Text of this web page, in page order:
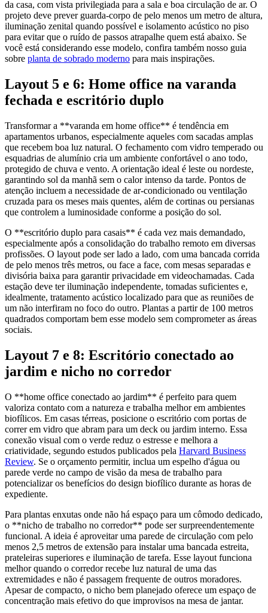
da casa, com vista privilegiada para a sala e boa circulação de ar. O
projeto deve prever guarda-corpo de pelo menos um metro de altura,
iluminação zenital quando possível e isolamento acústico no piso
para evitar que o ruído de passos atrapalhe quem está abaixo. Se
você está considerando esse modelo, confira também nosso guia
sobre planta de sobrado moderno para mais inspirações.
Layout 5 e 6: Home office na varanda
fechada e escritório duplo
Transformar a **varanda em home office** é tendência em
apartamentos urbanos, especialmente aqueles com sacadas amplas
que recebem boa luz natural. O fechamento com vidro temperado ou
esquadrias de alumínio cria um ambiente confortável o ano todo,
protegido de chuva e vento. A orientação ideal é leste ou nordeste,
garantindo sol da manhã sem o calor intenso da tarde. Pontos de
atenção incluem a necessidade de ar-condicionado ou ventilação
cruzada para os meses mais quentes, além de cortinas ou persianas
que controlem a luminosidade conforme a posição do sol.
O **escritório duplo para casais** é cada vez mais demandado,
especialmente após a consolidação do trabalho remoto em diversas
profissões. O layout pode ser lado a lado, com uma bancada corrida
de pelo menos três metros, ou face a face, com mesas separadas e
divisória baixa para garantir privacidade em videochamadas. Cada
estação deve ter iluminação independente, tomadas suficientes e,
idealmente, tratamento acústico localizado para que as reuniões de
um não interfiram no foco do outro. Plantas a partir de 100 metros
quadrados comportam bem esse modelo sem comprometer as áreas
sociais.
Layout 7 e 8: Escritório conectado ao
jardim e nicho no corredor
O **home office conectado ao jardim** é perfeito para quem
valoriza contato com a natureza e trabalha melhor em ambientes
biofílicos. Em casas térreas, posicione o escritório com portas de
correr em vidro que abram para um deck ou jardim interno. Essa
conexão visual com o verde reduz o estresse e melhora a
criatividade, segundo estudos publicados pela Harvard Business
Review. Se o orçamento permitir, inclua um espelho d'água ou
parede verde no campo de visão da mesa de trabalho para
potencializar os benefícios do design biofílico durante as horas de
expediente.
Para plantas enxutas onde não há espaço para um cômodo dedicado,
o **nicho de trabalho no corredor** pode ser surpreendentemente
funcional. A ideia é aproveitar uma parede de circulação com pelo
menos 2,5 metros de extensão para instalar uma bancada estreita,
prateleiras superiores e iluminação de tarefa. Esse layout funciona
melhor quando o corredor recebe luz natural de uma das
extremidades e não é passagem frequente de outros moradores.
Apesar de compacto, o nicho bem planejado oferece um espaço de
concentração mais efetivo do que improvisos na mesa de jantar.